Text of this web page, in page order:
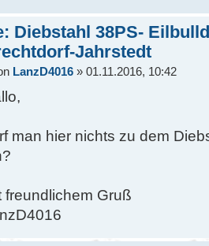
Diebstahl 38PS-
Jahrstedt
LanzD4016 » 01.11.2016, 10:42
man hier nichts zu dem
freundlichem Gruß